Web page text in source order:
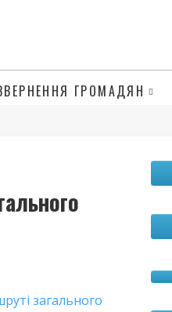
ГРОМАДЯН
загального